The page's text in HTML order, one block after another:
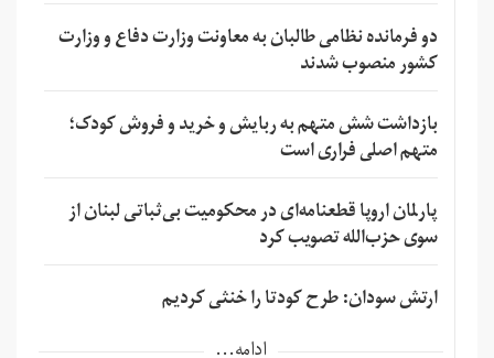
دو فرمانده نظامی طالبان به معاونت وزارت دفاع و وزارت
کشور منصوب شدند
بازداشت شش متهم به ربایش و خرید و فروش کودک؛
متهم اصلی فراری است
پارلمان اروپا قطعنامه‌ای در محکومیت بی‌ثباتی لبنان از
سوی حزب‌الله تصویب کرد
ارتش سودان: طرح کودتا را خنثی کردیم